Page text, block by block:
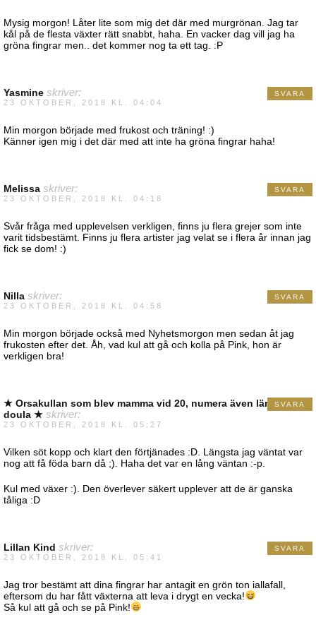
Mysig morgon! Låter lite som mig det där med murgrönan. Jag tar
kål på de flesta växter rätt snabbt, haha. En vacker dag vill jag ha
gröna fingrar men.. det kommer nog ta ett tag. :P
Yasmine skriver:
23 OKTOBER, 2018 KL. 04:04
Min morgon började med frukost och träning! :)
Känner igen mig i det där med att inte ha gröna fingrar haha!
SVARA
Melissa skriver:
23 OKTOBER, 2018 KL. 04:18
Svår fråga med upplevelsen verkligen, finns ju flera grejer som inte
varit tidsbestämt. Finns ju flera artister jag velat se i flera år innan jag
fick se dom! :)
SVARA
Nilla skriver:
23 OKTOBER, 2018 KL. 04:58
Min morgon började också med Nyhetsmorgon men sedan åt jag
frukosten efter det. Åh, vad kul att gå och kolla på Pink, hon är
verkligen bra!
SVARA
★ Orsakullan som blev mamma vid 20, numera även lärare och
doula ★ skriver:
23 OKTOBER, 2018 KL. 05:27
Vilken söt kopp och klart den förtjänades :D. Längsta jag väntat var
nog att få föda barn då ;). Haha det var en lång väntan :-p.
Kul med växer :). Den överlever säkert upplever att de är ganska
tåliga :D
SVARA
Lillan Kind skriver:
23 OKTOBER, 2018 KL. 05:41
Jag tror bestämt att dina fingrar har antagit en grön ton iallafall,
eftersom du har fått växterna att leva i drygt en vecka!
Så kul att gå och se på Pink!
SVARA